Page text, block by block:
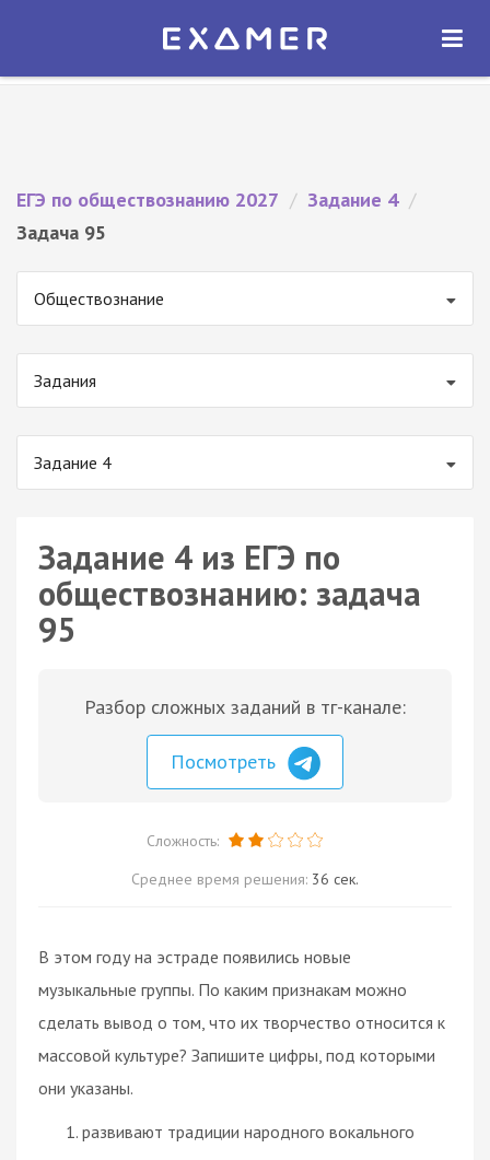
Экзамер — ЕГЭ 2027
ОТКРЫТЬ
ЕГЭ по обществознанию 2027 / Задание 4 /
Задача 95
Обществознание
Задания
Задание 4
Задание 4 из ЕГЭ по
обществознанию: задача
95
Разбор сложных заданий в тг-канале:
Посмотреть
Сложность:
Среднее время решения: 36 сек.
В этом году на эстраде появились новые
музыкальные группы. По каким признакам можно
сделать вывод о том, что их творчество относится к
массовой культуре? Запишите цифры, под которыми
они указаны.
развивают традиции народного вокального